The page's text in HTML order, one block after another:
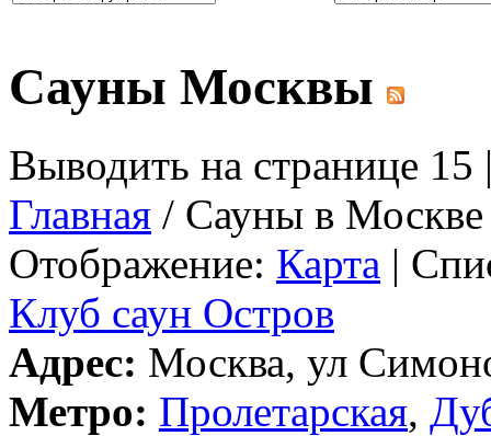
Сауны Москвы
Выводить на странице
Главная / Сауны в Москве
Отображение: Карта |
Клуб саун Остров
Адрес: Москва, ул
Метро: Пролетарская,